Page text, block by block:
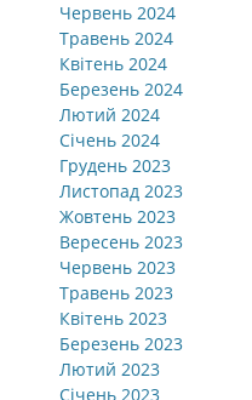
Червень 2024
Травень 2024
Квітень 2024
Березень 2024
Лютий 2024
Січень 2024
Грудень 2023
Листопад 2023
Жовтень 2023
Вересень 2023
Червень 2023
Травень 2023
Квітень 2023
Березень 2023
Лютий 2023
Січень 2023